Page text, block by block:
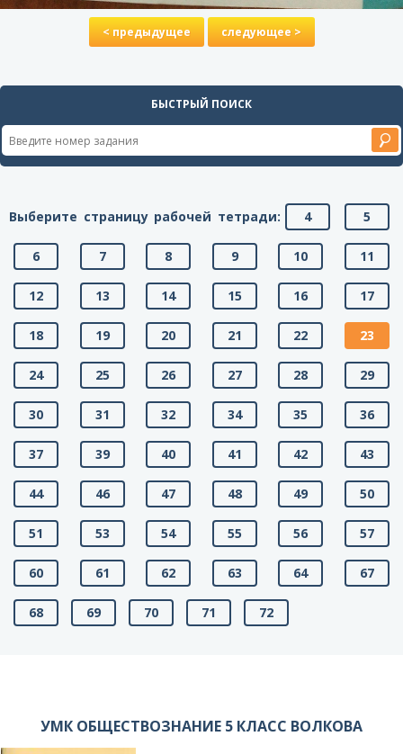
< предыдущее следующее >
БЫСТРЫЙ ПОИСК
Выберите страницу рабочей тетради: 4 5
6 7 8 9 10 11
12 13 14 15 16 17
18 19 20 21 22 23
24 25 26 27 28 29
30 31 32 34 35 36
37 39 40 41 42 43
44 46 47 48 49 50
51 53 54 55 56 57
60 61 62 63 64 67
68 69 70 71 72
УМК ОБЩЕСТВОЗНАНИЕ 5 КЛАСС ВОЛКОВА